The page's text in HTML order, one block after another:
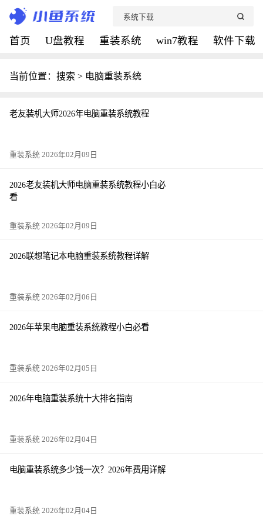
首页 U盘教程 重装系统 win7教程 软件下载
当前位置：搜索 > 电脑重装系统
老友装机大师2026年电脑重装系统教程
重装系统 2026年02月09日
2026老友装机大师电脑重装系统教程小白必
看
重装系统 2026年02月09日
2026联想笔记本电脑重装系统教程详解
重装系统 2026年02月06日
2026年苹果电脑重装系统教程小白必看
重装系统 2026年02月05日
2026年电脑重装系统十大排名指南
重装系统 2026年02月04日
电脑重装系统多少钱一次？2026年费用详解
重装系统 2026年02月04日